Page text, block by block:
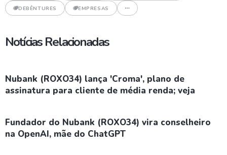
DEBÊNTURES EMPRESAS
Notícias Relacionadas
Nubank (ROXO34) lança 'Croma', plano de
assinatura para cliente de média renda; veja
Fundador do Nubank (ROXO34) vira conselheiro
na OpenAI, mãe do ChatGPT